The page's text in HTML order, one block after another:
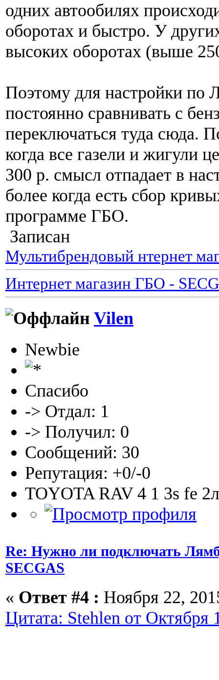
одних автообилях
оборотах и быстро. У
высоких оборотах (выше
Поэтому для настройки по
постоянно сравнивать с
переключаться туда сюда.
когда все газели и жигули
300 р. смысл отпадает в
более когда есть сбор
программе ГБО.
Записан
Мультибрендовый нтернет
Интернет магазин ГБО -
Vilen
Newbie
Спасибо
-> Отдал: 1
-> Получил: 0
Сообщений: 30
Репутация: +0/-0
TOYOTA RAV 4 1 3s fe
Re: Нужно ли подключать
SECGAS
« Ответ #4 : Ноября 22,
Цитата: Stehlen от Октября